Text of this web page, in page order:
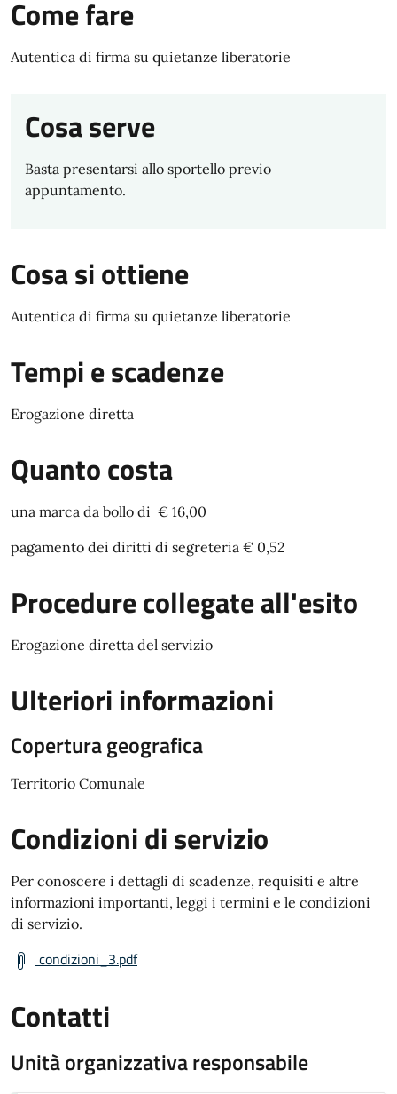
Come fare
Autentica di firma su quietanze liberatorie
Cosa serve
Basta presentarsi allo sportello previo
appuntamento.
Cosa si ottiene
Autentica di firma su quietanze liberatorie
Tempi e scadenze
Erogazione diretta
Quanto costa
una marca da bollo di € 16,00
pagamento dei diritti di segreteria € 0,52
Procedure collegate all'esito
Erogazione diretta del servizio
Ulteriori informazioni
Copertura geografica
Territorio Comunale
Condizioni di servizio
Per conoscere i dettagli di scadenze, requisiti e altre
informazioni importanti, leggi i termini e le condizioni
di servizio.
condizioni_3.pdf
Contatti
Unità organizzativa responsabile